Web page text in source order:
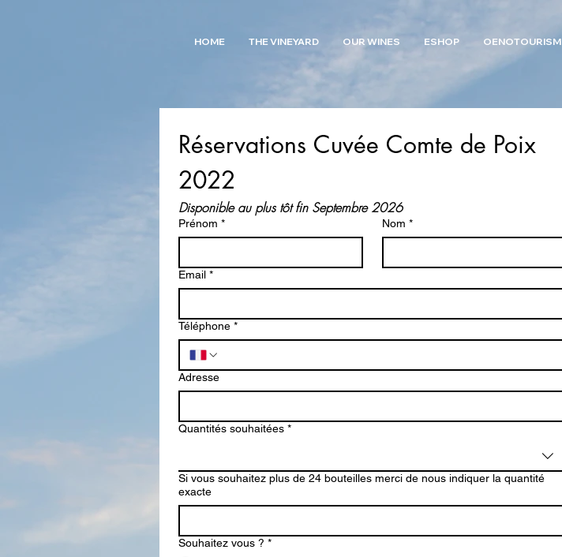
HOME THE VINEYARD OUR WINES ESHOP OENOTOURISM
Réservations Cuvée Comte de Poix
2022
Disponible au plus tôt fin Septembre 2026
Prénom * Nom *
Email *
Téléphone *
Adresse
Quantités souhaitées *
Si vous souhaitez plus de 24 bouteilles merci de nous indiquer la quantité
exacte
Souhaitez vous ? *